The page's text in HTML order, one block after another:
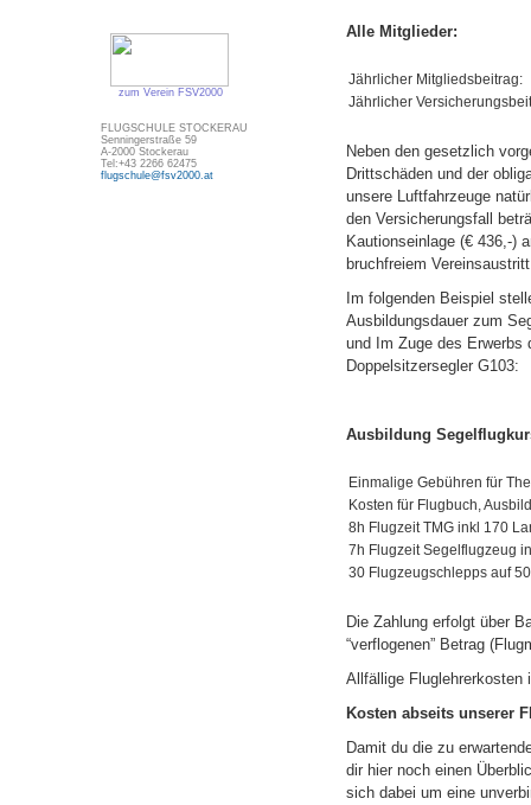
zum Verein FSV2000
FLUGSCHULE STOCKERAU
Senningerstraße 59
A-2000 Stockerau
Tel:+43 2266 62475
flugschule@fsv2000.at
Alle Mitglieder:
Jährlicher Mitgliedsbeitrag:
Jährlicher
Neben den gesetzlich
Drittschäden und der
unsere Luftfahrzeuge
den Versicherungsfall
Kautionseinlage (€ 436,-)
bruchfreiem
Im folgenden Beispiel
Ausbildungsdauer zum
und Im Zuge des Erwerbs
Doppelsitzersegler G103:
Ausbildung
Einmalige Gebühren für
Kosten für Flugbuch,
8h Flugzeit TMG inkl 170
7h Flugzeit Segelflugzeug
30 Flugzeugschlepps auf
Die Zahlung erfolgt über
“verflogenen” Betrag
Allfällige Fluglehrerkosten
Kosten abseits unserer
Damit du die zu
dir hier noch einen
sich dabei um eine